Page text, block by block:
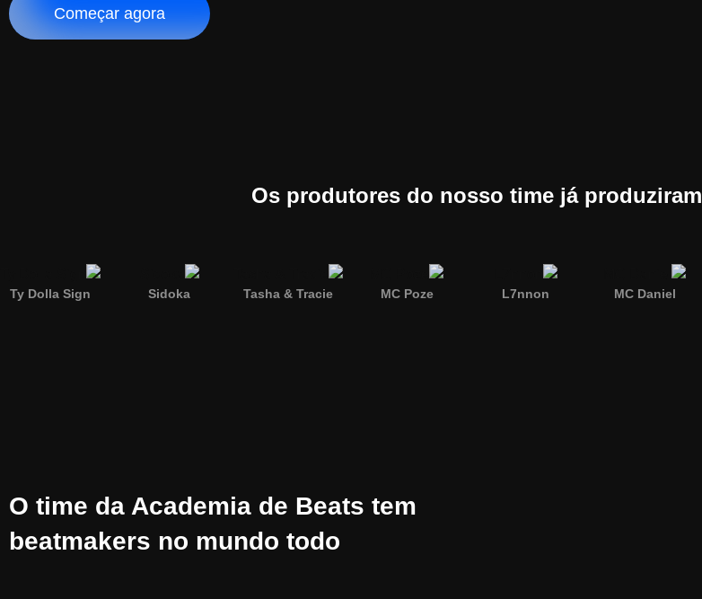
Começar agora
Os produtores do nosso time já
MC Daniel
L7nnon
MC Poze
Tasha & Tracie
Sidoka
Ty Dolla Sign
O time da Academia de Beats tem
beatmakers no mundo todo